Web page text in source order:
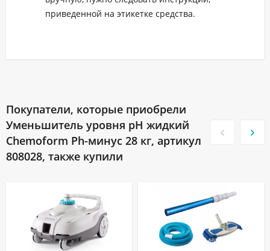
приведенной на этикетке средства.
Покупатели, которые приобрели
Уменьшитель уровня pH жидкий
Chemoform Ph-минус 28 кг, артикул
808028, также купили